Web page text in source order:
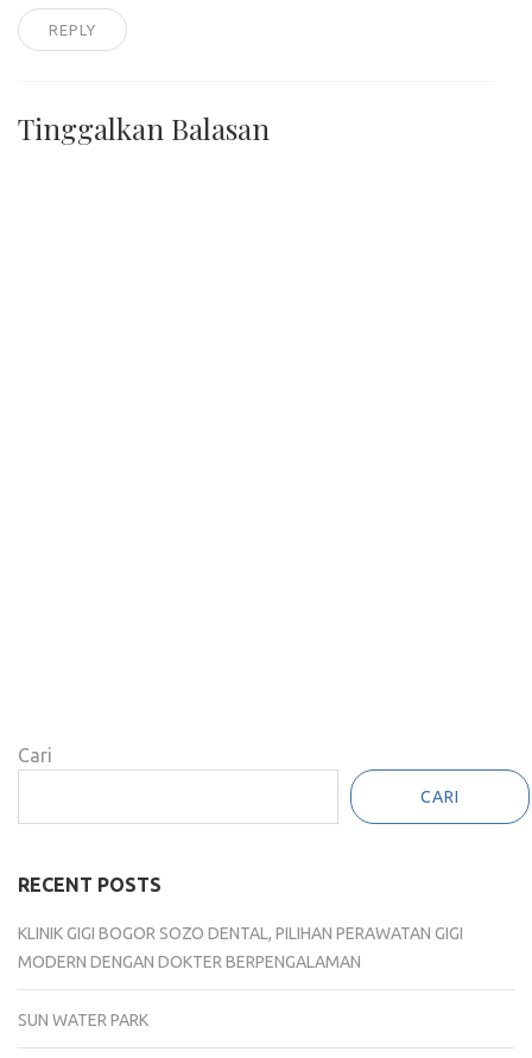
REPLY
Tinggalkan Balasan
Cari
CARI
RECENT POSTS
KLINIK GIGI BOGOR SOZO DENTAL, PILIHAN PERAWATAN GIGI
MODERN DENGAN DOKTER BERPENGALAMAN
SUN WATER PARK